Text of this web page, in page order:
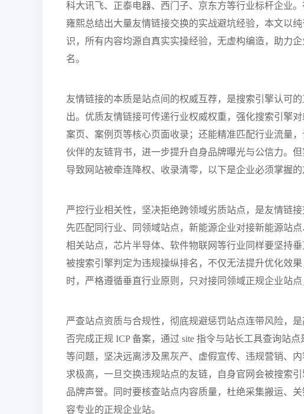
科大讯飞、正泰电器、西门子、京东方等行业标杆企业
雍熙总结出大量友情链接交换的实战避坑经验，本文以
识，所有内容均源自真实实操经验，无虚构编造，助力
名。
友情链接的本质是站点间的权威互荐，是搜索引擎认可
出。优质友情链接可传递行业权威权重，强化搜索引擎
案页、案例页等核心页面收录；还能精准匹配行业流量
伙伴的友链背书，进一步提升自身品牌曝光与公信力。
导致网站被牵连降权、收录清零，以下是企业必须掌握的
严控行业相关性，坚决拒绝跨领域劣质站点，是友情链
先匹配同行业、同领域站点，新能源企业对接新能源站
相关站点，芯片半导体、软件物联网等行业同样要坚持
被搜索引擎判定为违规操纵排名，不仅无法提升优化效
时，严格遵循垂直行业原则，只对接同领域正规企业站
严查站点资质与合规性，彻底规避惩罚站点连带风险，
否完成正规 ICP 备案，通过 site 指令与站长工具查询站
等问题，坚决远离涉及黑灰产、虚假宣传、违规营销、
求极高，一旦交换违规站点的友链，自身官网会被搜索
品牌声誉。同时要核查站点内容质量，杜绝采集搬运、
容专业的正规企业站。